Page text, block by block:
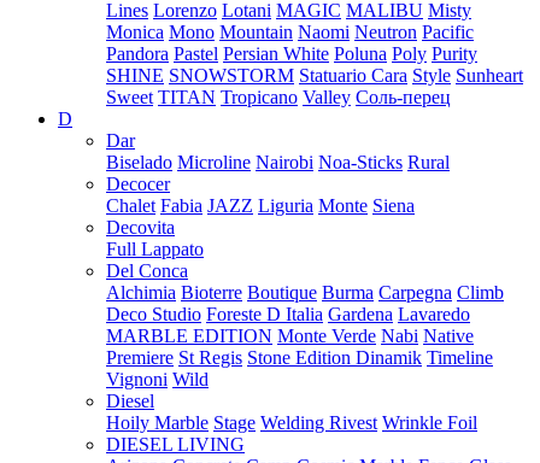
Lines Lorenzo Lotani MAGIC MALIBU Misty
Monica Mono Mountain Naomi Neutron Pacific
Pandora Pastel Persian White Poluna Poly Purity
SHINE SNOWSTORM Statuario Cara Style Sunheart
Sweet TITAN Tropicano Valley Соль-перец
D
Dar
Biselado Microline Nairobi Noa-Sticks Rural
Decocer
Chalet Fabia JAZZ Liguria Monte Siena
Decovita
Full Lappato
Del Conca
Alchimia Bioterre Boutique Burma Carpegna Climb
Deco Studio Foreste D Italia Gardena Lavaredo
MARBLE EDITION Monte Verde Nabi Native
Premiere St Regis Stone Edition Dinamik Timeline
Vignoni Wild
Diesel
Hoily Marble Stage Welding Rivest Wrinkle Foil
DIESEL LIVING